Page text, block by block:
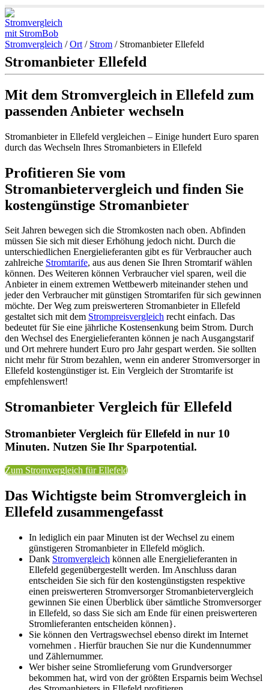
Stromvergleich /Ort / Strom / Stromanbieter Ellefeld
Stromanbieter Ellefeld
Mit dem Stromvergleich in Ellefeld zum
passenden Anbieter wechseln
Stromanbieter in Ellefeld vergleichen – Einige hundert Euro sparen
durch das Wechseln Ihres Stromanbieters in Ellefeld
Profitieren Sie vom
Stromanbietervergleich und finden Sie
kostengünstige Stromanbieter
Seit Jahren bewegen sich die Stromkosten nach oben. Abfinden
müssen Sie sich mit dieser Erhöhung jedoch nicht. Durch die
unterschiedlichen Energielieferanten gibt es für Verbraucher auch
zahlreiche Stromtarife, aus aus denen Sie Ihren Stromtarif wählen
können. Des Weiteren können Verbraucher viel sparen, weil die
Anbieter in einem extremen Wettbewerb miteinander stehen und
jeder den Verbraucher mit günstigen Stromtarifen für sich gewinnen
möchte. Der Weg zum preiswerteren Stromanbieter in Ellefeld
gestaltet sich mit dem Strompreisvergleich recht einfach. Das
bedeutet für Sie eine jährliche Kostensenkung beim Strom. Durch
den Wechsel des Energielieferanten können je nach Ausgangstarif
und Ort mehrere hundert Euro pro Jahr gespart werden. Sie sollten
nicht mehr für Strom bezahlen, wenn ein anderer Stromversorger in
Ellefeld kostengünstiger ist. Ein Vergleich der Stromtarife ist
empfehlenswert!
Stromanbieter Vergleich für Ellefeld
Stromanbieter Vergleich für Ellefeld in nur 10
Minuten. Nutzen Sie Ihr Sparpotential.
Zum Stromvergleich für Ellefeld
Das Wichtigste beim Stromvergleich in
Ellefeld zusammengefasst
In lediglich ein paar Minuten ist der Wechsel zu einem
günstigeren Stromanbieter in Ellefeld möglich.
Dank Stromvergleich können alle Energielieferanten in
Ellefeld gegenübergestellt werden. Im Anschluss daran
entscheiden Sie sich für den kostengünstigsten respektive
einen preiswerteren Stromversorger Stromanbietervergleich
gewinnen Sie einen Überblick über sämtliche Stromversorger
in Ellefeld, so dass Sie sich am Ende für einen preiswerteren
Stromlieferanten entscheiden können}.
Sie können den Vertragswechsel ebenso direkt im Internet
vornehmen . Hierfür brauchen Sie nur die Kundennummer
und Zählernummer.
Wer bisher seine Stromlieferung vom Grundversorger
bekommen hat, wird von der größten Ersparnis beim Wechsel